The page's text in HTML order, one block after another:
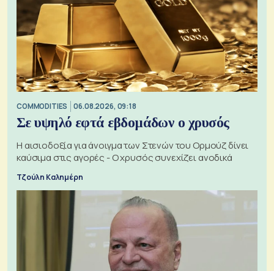
COMMODITIES 06.08.2026, 09:18
Σε υψηλό εφτά εβδομάδων ο χρυσός
Η αισιοδοξία για άνοιγμα των Στενών του Ορμούζ δίνει
καύσιμα στις αγορές - Ο χρυσός συνεχίζει ανοδικά
Τζούλη Καλημέρη